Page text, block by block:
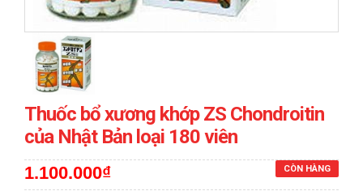
Thuốc bổ xương khớp ZS Chondroitin
của Nhật Bản loại 180 viên
CÒN HÀNG
1.100.000₫